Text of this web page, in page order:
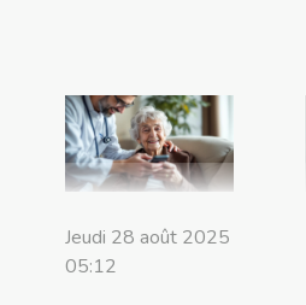
Jeudi 28 août 2025
05:12